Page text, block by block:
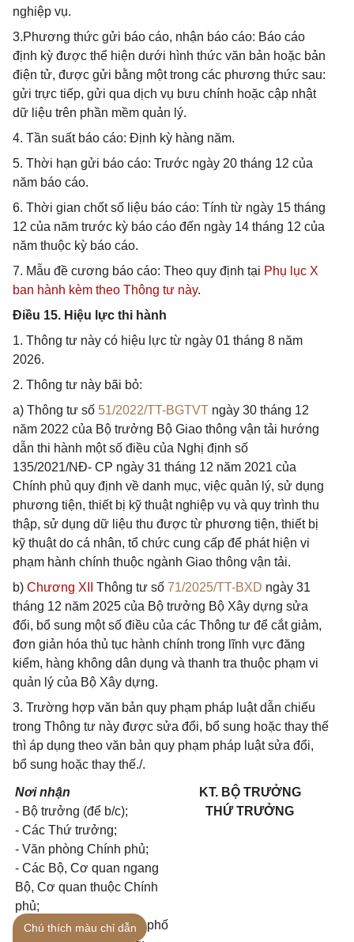
nghiệp vụ.
3.Phương thức gửi báo cáo, nhận báo cáo: Báo cáo
định kỳ được thể hiện dưới hình thức văn bản hoặc bản
điện tử, được gửi bằng một trong các phương thức sau:
gửi trực tiếp, gửi qua dịch vụ bưu chính hoặc cập nhật
dữ liệu trên phần mềm quản lý.
4. Tần suất báo cáo: Định kỳ hàng năm.
5. Thời hạn gửi báo cáo: Trước ngày 20 tháng 12 của
năm báo cáo.
6. Thời gian chốt số liệu báo cáo: Tính từ ngày 15 tháng
12 của năm trước kỳ báo cáo đến ngày 14 tháng 12 của
năm thuộc kỳ báo cáo.
7. Mẫu đề cương báo cáo: Theo quy định tại Phụ lục X
ban hành kèm theo Thông tư này.
Điều 15. Hiệu lực thi hành
1. Thông tư này có hiệu lực từ ngày 01 tháng 8 năm
2026.
2. Thông tư này bãi bỏ:
a) Thông tư số 51/2022/TT-BGTVT ngày 30 tháng 12
năm 2022 của Bộ trưởng Bộ Giao thông vận tải hướng
dẫn thi hành một số điều của Nghị định số
135/2021/NĐ- CP ngày 31 tháng 12 năm 2021 của
Chính phủ quy định về danh mục, việc quản lý, sử dụng
phương tiện, thiết bị kỹ thuật nghiệp vụ và quy trình thu
thập, sử dụng dữ liệu thu được từ phương tiện, thiết bị
kỹ thuật do cá nhân, tổ chức cung cấp để phát hiện vi
phạm hành chính thuộc ngành Giao thông vận tải.
b) Chương XII Thông tư số 71/2025/TT-BXD ngày 31
tháng 12 năm 2025 của Bộ trưởng Bộ Xây dựng sửa
đổi, bổ sung một số điều của các Thông tư để cắt giảm,
đơn giản hóa thủ tục hành chính trong lĩnh vực đăng
kiểm, hàng không dân dụng và thanh tra thuộc phạm vi
quản lý của Bộ Xây dựng.
3. Trường hợp văn bản quy phạm pháp luật dẫn chiếu
trong Thông tư này được sửa đổi, bổ sung hoặc thay thế
thì áp dụng theo văn bản quy phạm pháp luật sửa đổi,
bổ sung hoặc thay thế./.
Nơi nhận
- Bộ trưởng (để b/c);
- Các Thứ trưởng;
- Văn phòng Chính phủ;
- Các Bộ, Cơ quan ngang
Bộ, Cơ quan thuộc Chính
phủ;
- UBND các tỉnh, thành phố
KT. BỘ TRƯỞNG
THỨ TRƯỞNG
Chú thích màu chỉ dẫn